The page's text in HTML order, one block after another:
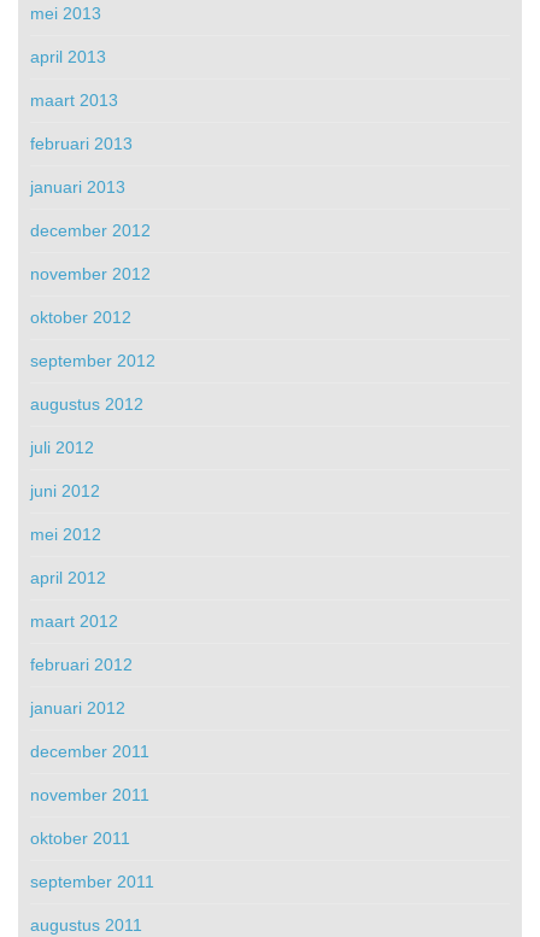
mei 2013
april 2013
maart 2013
februari 2013
januari 2013
december 2012
november 2012
oktober 2012
september 2012
augustus 2012
juli 2012
juni 2012
mei 2012
april 2012
maart 2012
februari 2012
januari 2012
december 2011
november 2011
oktober 2011
september 2011
augustus 2011